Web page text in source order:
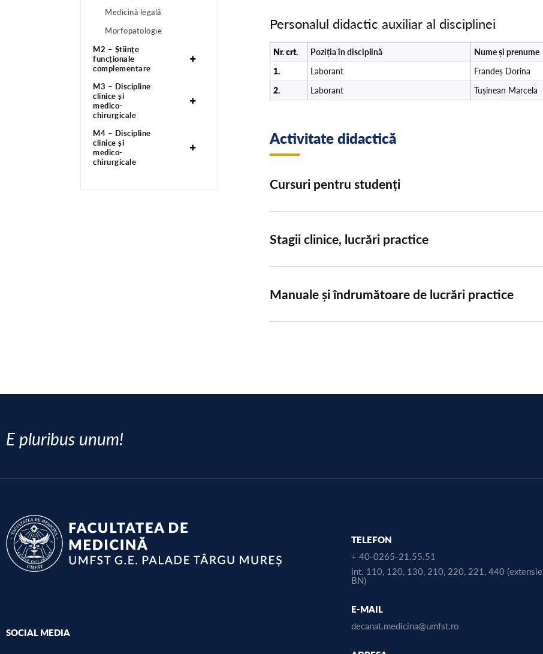
Medicină legală
Morfopatologie
M2 – Științe
funcționale
complementare
M3 – Discipline
clinice și
medico-
chirurgicale
M4 – Discipline
clinice și
medico-
chirurgicale
Personalul didactic auxiliar al disciplinei
Nr. crt. Poziția în disciplină
Nume și prenume
1.
Laborant
Frandeș Dorina
2.
Laborant Tușinean Marcela
Activitate didactică
Cursuri pentru studenți
Stagii clinice, lucrări practice
Manuale și îndrumătoare de lucrări practice
E pluribus unum!
SOCIAL MEDIA
TELEFON
+ 40-0265-21.55.51
int. 110, 120, 130, 210, 220, 221, 440 (extensie
BN)
E-MAIL
decanat.medicina@umfst.ro